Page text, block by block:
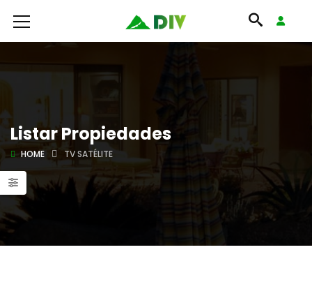
Listar Propiedades
HOME TV SATÉLITE